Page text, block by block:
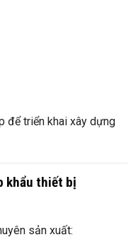
để triển khai xây dựng
khẩu thiết bị
sản xuất: